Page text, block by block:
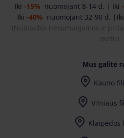
Iki -15% nuomojant 8-14 d. | Iki
Iki -40% nuomojant 32-90 d. | Iki
( Nuolaidos nesumuojamos ir
metu)
Mus galite
Kauno
Vilniaus
Klaipėdos